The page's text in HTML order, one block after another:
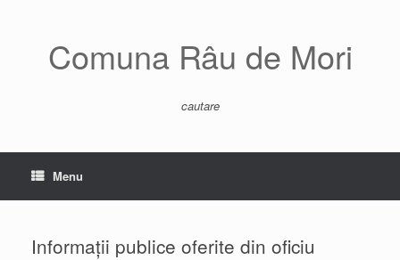
Comuna Râu de Mori
cautare
Menu
Informații publice oferite din oficiu